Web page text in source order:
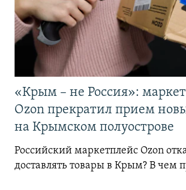
«Крым – не Россия»:
Ozon прекратил прием
на Крымском полуострове
Российский маркетплейс Ozon
доставлять товары в Крым? В чем